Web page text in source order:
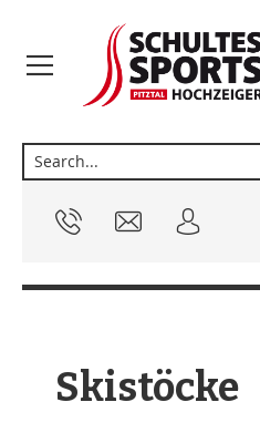
Skistöcke